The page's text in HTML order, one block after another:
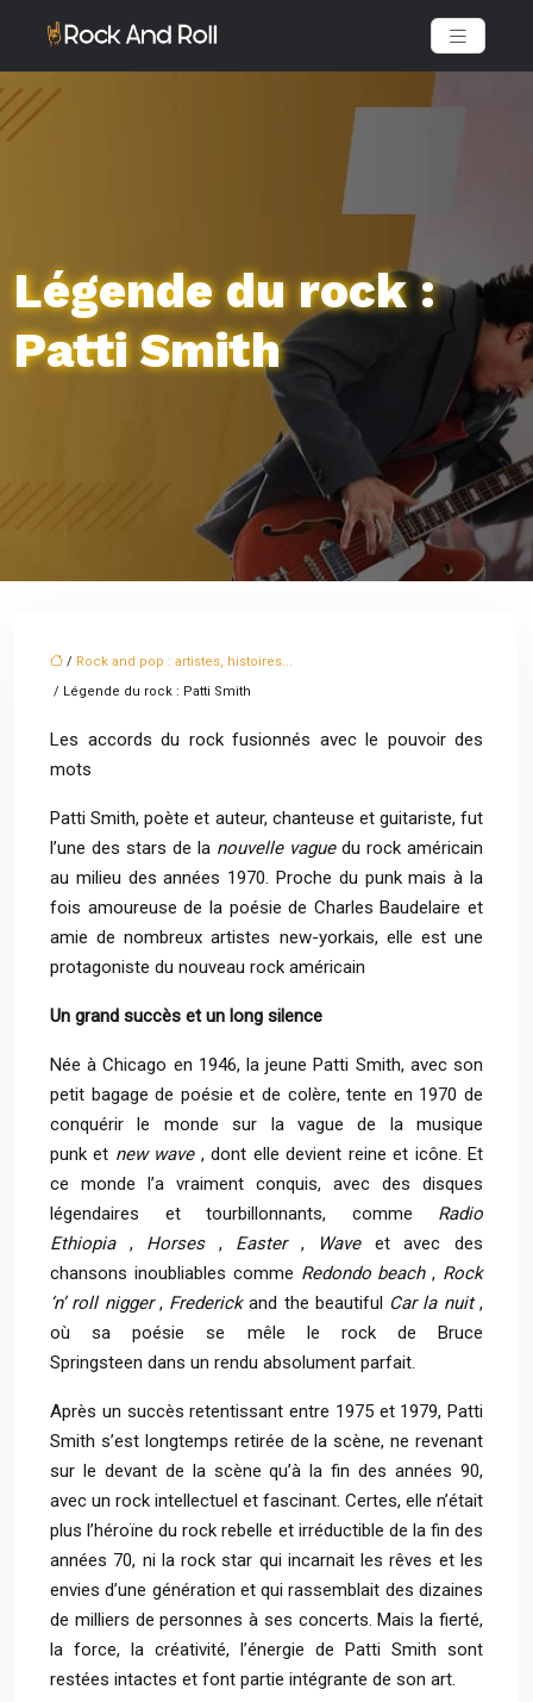
Légende du rock :
Patti Smith
/ Rock and pop : artistes, histoires...
/ Légende du rock : Patti Smith
Les accords du rock fusionnés avec le pouvoir des
mots
Patti Smith, poète et auteur, chanteuse et guitariste, fut
l’une des stars de la nouvelle vaguedu rock américain
au milieu des années 1970. Proche du punk mais à la
fois amoureuse de la poésie de Charles Baudelaire et
amie de nombreux artistes new-yorkais, elle est une
protagoniste du nouveau rock américain
Un grand succès et un long silence
Née à Chicago en 1946, la jeune Patti Smith, avec son
petit bagage de poésie et de colère, tente en 1970 de
conquérir le monde sur la vague de la musique
punk et new wave, dont elle devient reine et icône. Et
ce monde l’a vraiment conquis, avec des disques
légendaires et tourbillonnants, comme Radio
Ethiopia, Horses, Easter, Waveet avec des
chansons inoubliables comme Redondo beach, Rock
‘n’ roll nigger, Frederickand the beautiful Car la nuit,
où sa poésie se mêle le rockde Bruce
Springsteen dans un rendu absolument parfait.
Après un succès retentissant entre 1975 et 1979, Patti
Smith s’est longtemps retirée de la scène, ne revenant
sur le devant de la scène qu’à la fin des années 90,
avec un rock intellectuel et fascinant. Certes, elle n’était
plus l’héroïne du rock rebelle et irréductible de la fin des
années 70, ni la rock star qui incarnait les rêves et les
envies d’une génération et qui rassemblait des dizaines
de milliers de personnes à ses concerts. Mais la fierté,
la force, la créativité, l’énergie de Patti Smith sont
restées intactes et font partie intégrante de son art.